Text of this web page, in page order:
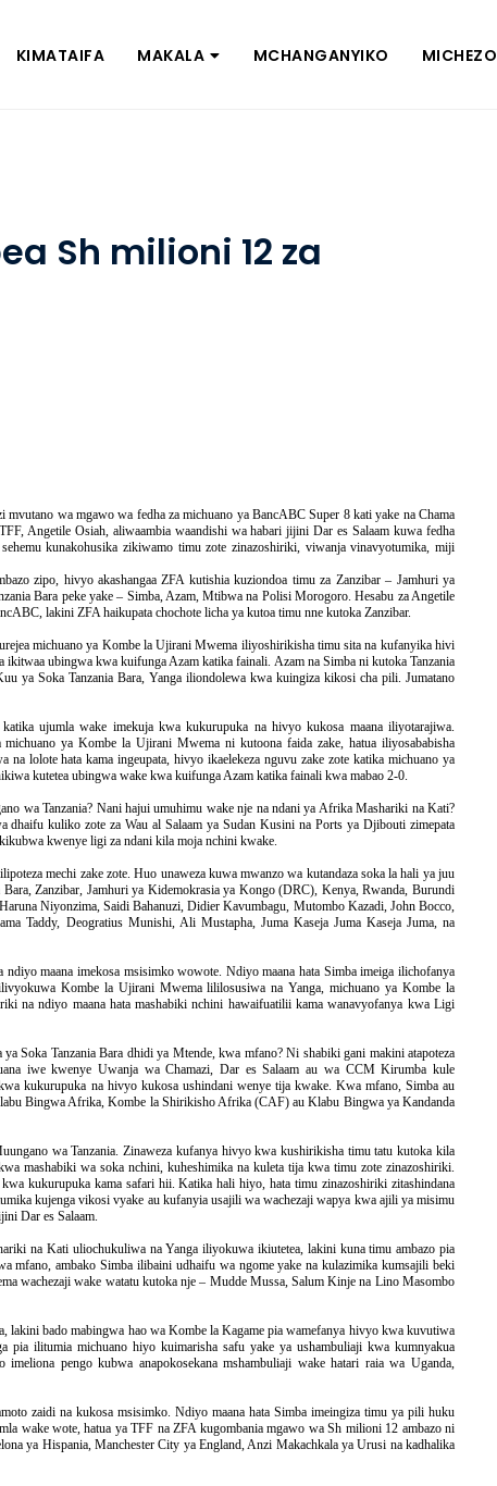
KIMATAIFA MAKALA MCHANGANYIKO MICHEZO
Sh milioni 12 za
wa mgawo wa fedha za michuano ya BancABC Super 8 kati yake na Chama
Angetile Osiah, aliwaambia waandishi wa habari jijini Dar es Salaam kuwa fedha
kunakohusika zikiwamo timu zote zinazoshiriki, viwanja vinavyotumika, miji
zipo, hivyo akashangaa ZFA kutishia kuziondoa timu za Zanzibar – Jamhuri ya
Bara peke yake – Simba, Azam, Mtibwa na Polisi Morogoro. Hesabu za Angetile
lakini ZFA haikupata chochote licha ya kutoa timu nne kutoka Zanzibar.
michuano ya Kombe la Ujirani Mwema iliyoshirikisha timu sita na kufanyika hivi
ubingwa kwa kuifunga Azam katika fainali. Azam na Simba ni kutoka Tanzania
ya Soka Tanzania Bara, Yanga iliondolewa kwa kuingiza kikosi cha pili. Jumatano
ujumla wake imekuja kwa kukurupuka na hivyo kukosa maana iliyotarajiwa.
ya Kombe la Ujirani Mwema ni kutoona faida zake, hatua iliyosababisha
lolote hata kama ingeupata, hivyo ikaelekeza nguvu zake zote katika michuano ya
kutetea ubingwa wake kwa kuifunga Azam katika fainali kwa mabao 2-0.
wa Tanzania? Nani hajui umuhimu wake nje na ndani ya Afrika Mashariki na Kati?
kuliko zote za Wau al Salaam ya Sudan Kusini na Ports ya Djibouti zimepata
kwenye ligi za ndani kila moja nchini kwake.
mechi zake zote. Huo unaweza kuwa mwanzo wa kutandaza soka la hali ya juu
Zanzibar, Jamhuri ya Kidemokrasia ya Kongo (DRC), Kenya, Rwanda, Burundi
Niyonzima, Saidi Bahanuzi, Didier Kavumbagu, Mutombo Kazadi, John Bocco,
Taddy, Deogratius Munishi, Ali Mustapha, Juma Kaseja Juma Kaseja Juma, na
maana imekosa msisimko wowote. Ndiyo maana hata Simba imeiga ilichofanya
Kombe la Ujirani Mwema lililosusiwa na Yanga, michuano ya Kombe la
na ndiyo maana hata mashabiki nchini hawaifuatilii kama wanavyofanya kwa Ligi
Soka Tanzania Bara dhidi ya Mtende, kwa mfano? Ni shabiki gani makini atapoteza
iwe kwenye Uwanja wa Chamazi, Dar es Salaam au wa CCM Kirumba kule
kukurupuka na hivyo kukosa ushindani wenye tija kwake. Kwa mfano, Simba au
Bingwa Afrika, Kombe la Shirikisho Afrika (CAF) au Klabu Bingwa ya Kandanda
wa Tanzania. Zinaweza kufanya hivyo kwa kushirikisha timu tatu kutoka kila
mashabiki wa soka nchini, kuheshimika na kuleta tija kwa timu zote zinazoshiriki.
kukurupuka kama safari hii. Katika hali hiyo, hata timu zinazoshiriki zitashindana
kujenga vikosi vyake au kufanyia usajili wa wachezaji wapya kwa ajili ya misimu
Dar es Salaam.
na Kati uliochukuliwa na Yanga iliyokuwa ikiutetea, lakini kuna timu ambazo pia
mfano, ambako Simba ilibaini udhaifu wa ngome yake na kulazimika kumsajili beki
wachezaji wake watatu kutoka nje – Mudde Mussa, Salum Kinje na Lino Masombo
lakini bado mabingwa hao wa Kombe la Kagame pia wamefanya hivyo kwa kuvutiwa
pia ilitumia michuano hiyo kuimarisha safu yake ya ushambuliaji kwa kumnyakua
pengo kubwa anapokosekana mshambuliaji wake hatari raia wa Uganda,
zaidi na kukosa msisimko. Ndiyo maana hata Simba imeingiza timu ya pili huku
wake wote, hatua ya TFF na ZFA kugombania mgawo wa Sh milioni 12 ambazo ni
ya Hispania, Manchester City ya England, Anzi Makachkala ya Urusi na kadhalika